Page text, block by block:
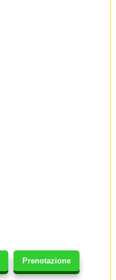
Prenotazione